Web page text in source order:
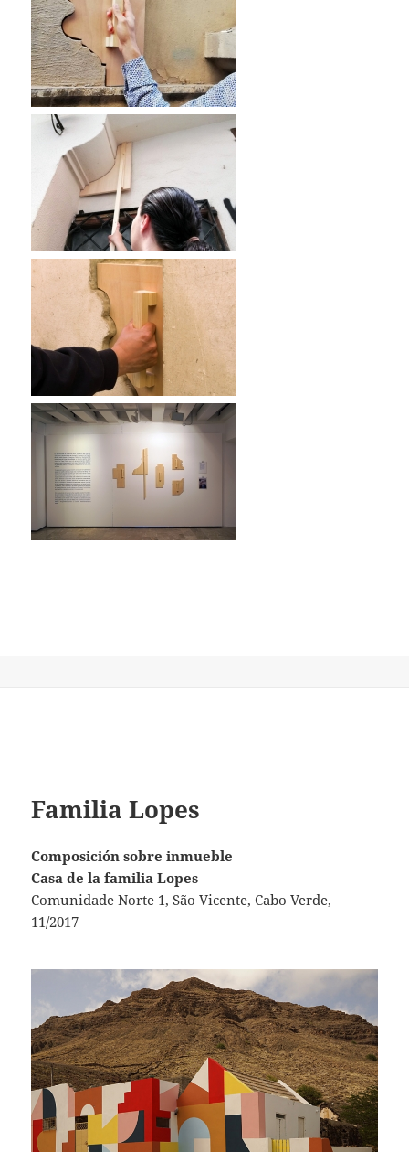
Familia Lopes
Composición sobre inmueble
Casa de la familia Lopes
Comunidade Norte 1, São Vicente, Cabo Verde,
11/2017